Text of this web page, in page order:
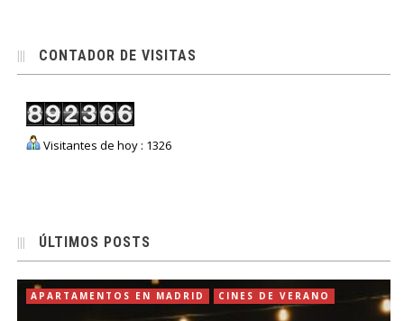
CONTADOR DE VISITAS
Visitantes de hoy : 1326
ÚLTIMOS POSTS
APARTAMENTOS EN MADRID CINES DE VERANO